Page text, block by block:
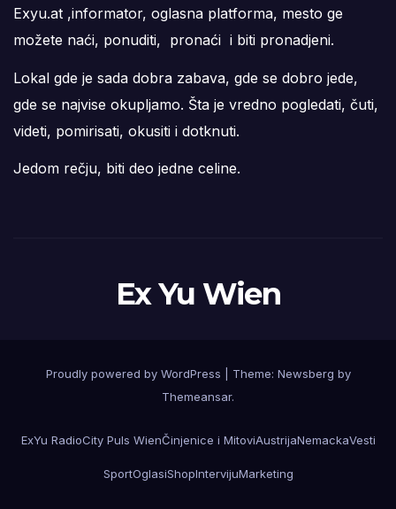
Exyu.at ,informator, oglasna platforma, mesto ge
možete naći, ponuditi, pronaći i biti pronadjeni.
Lokal gde je sada dobra zabava, gde se dobro jede,
gde se najvise okupljamo. Šta je vredno pogledati, čuti,
videti, pomirisati, okusiti i dotknuti.
Jedom rečju, biti deo jedne celine.
Ex Yu Wien
Proudly powered by WordPress Theme: Newsberg by
Themeansar.
ExYu RadioCity Puls WienČinjenice i MitoviAustrijaNemackaVesti
SportOglasiShopIntervijuMarketing